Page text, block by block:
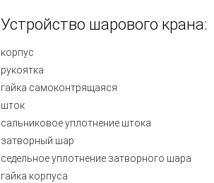
Устройство шарового крана:
корпус
рукоятка
гайка самоконтрящаяся
шток
сальниковое уплотнение штока
затворный шар
седельное уплотнение затворного шара
гайка корпуса